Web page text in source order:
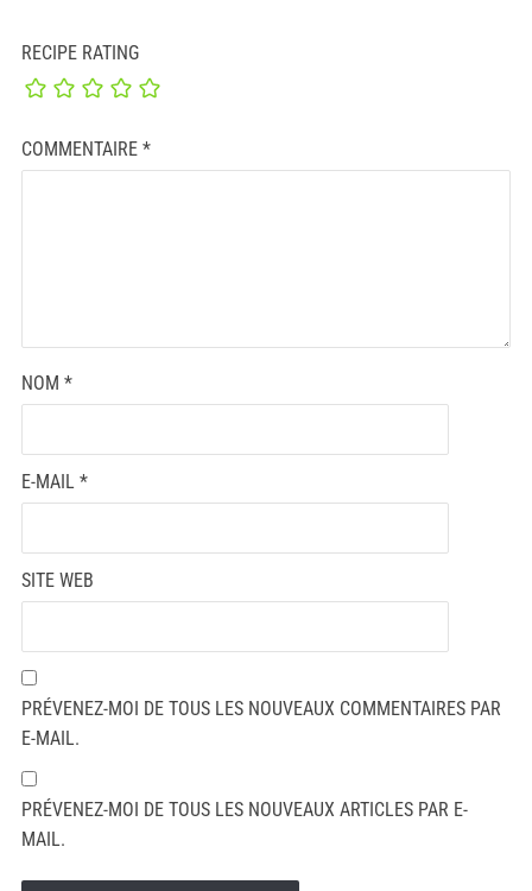
RECIPE RATING
COMMENTAIRE *
NOM *
E-MAIL *
SITE WEB
PRÉVENEZ-MOI DE TOUS LES NOUVEAUX COMMENTAIRES PAR
E-MAIL.
PRÉVENEZ-MOI DE TOUS LES NOUVEAUX ARTICLES PAR E-
MAIL.